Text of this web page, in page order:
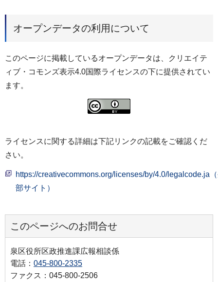
オープンデータの利用について
このページに掲載しているオープンデータは、クリエイテ
ィブ・コモンズ表示4.0国際ライセンスの下に提供されてい
ます。
ライセンスに関する詳細は下記リンクの記載をご確認くだ
さい。
https://creativecommons.org/licenses/by/4.0/legalcode.ja
部サイト）
このページへのお問合せ
泉区役所区政推進課広報相談係
電話： 045-800-2335
ファクス：045-800-2506